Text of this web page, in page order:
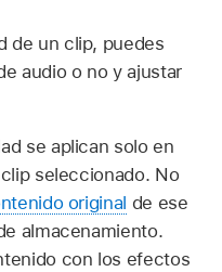
de un clip, puedes
audio o no y ajustar
se aplican solo en
seleccionado. No
original de ese
almacenamiento.
con los efectos